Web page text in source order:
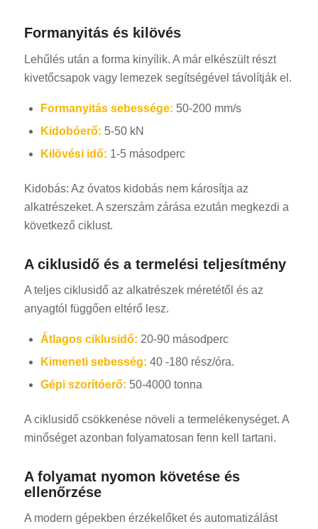
Formanyitás és kilövés
Lehűlés után a forma kinyílik. A már elkészült részt
kivetőcsapok vagy lemezek segítségével távolítják el.
Formanyitás sebessége: 50-200 mm/s
Kidobóerő: 5-50 kN
Kilövési idő: 1-5 másodperc
Kidobás: Az óvatos kidobás nem károsítja az
alkatrészeket. A szerszám zárása ezután megkezdi a
következő ciklust.
A ciklusidő és a termelési teljesítmény
A teljes ciklusidő az alkatrészek méretétől és az
anyagtól függően eltérő lesz.
Átlagos ciklusidő: 20-90 másodperc
Kimeneti sebesség: 40 -180 rész/óra.
Gépi szorítóerő: 50-4000 tonna
A ciklusidő csökkenése növeli a termelékenységet. A
minőséget azonban folyamatosan fenn kell tartani.
A folyamat nyomon követése és
ellenőrzése
A modern gépekben érzékelőket és automatizálást